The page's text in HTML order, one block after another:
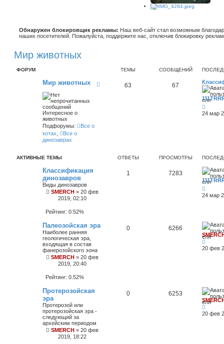
Обнаружен блокировщик рекламы: Наш веб-сайт стал возможным
наших посетителей. Пожалуйста, поддержите нас, отключив блокировку
Мир животных
ФОРУМ ТЕМЫ СООБЩЕНИЙ
Мир животных
Интересное о
животных
Подфорумы:
Все о
котах
Все о
динозаврах
63 67
е
р
о
л
е
д
е
о
б
щ
н
24 мар
АКТИВНЫЕ ТЕМЫ ОТВЕТЫ ПРОСМОТРЫ
Классификация
динозавров
Виды динозавров
SMERCH» 20 фев
2019, 02:10
Рейтинг: 0.52%
1 7283
24 мар
Палеозойская эра
Наиболее ранняя
геологическая эра,
входящая в состав
фанерозойского эона
SMERCH» 20 фев
2019, 20:40
Рейтинг: 0.52%
0 6266
20 фев
Протерозойская
эра
Протерозой или
протерозойская эра -
следующий за
архейским периодом
SMERCH» 20 фев
2019, 18:22
0 6253
20 фев